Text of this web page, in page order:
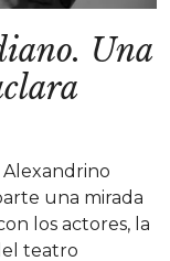
Una
una mirada
los actores, la
teatro